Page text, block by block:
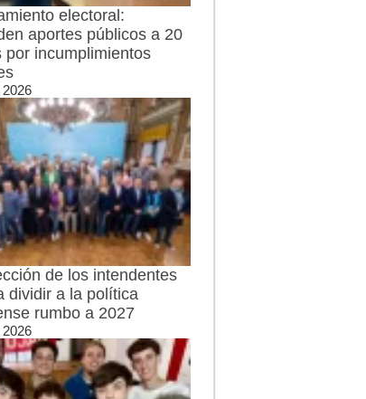
electoral:
aportes públicos a 20
por incumplimientos
2026
de los intendentes
dividir a la política
rumbo a 2027
2026